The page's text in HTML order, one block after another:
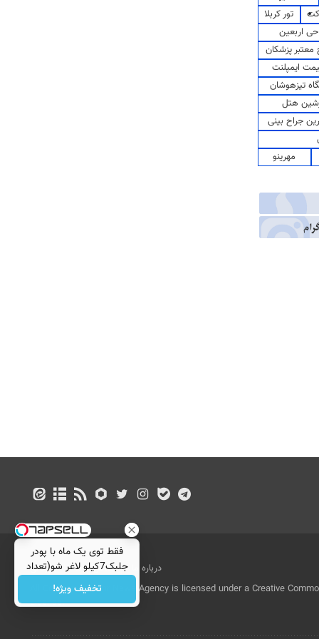
تور کربلا
اربعین
پزشکان
ایمپلنت
تیزهوشان
هتل
جراح بینی
مهرینو
درباره ما تماس با ما
بازرگانی
All Content by Mehr News Agency is licensed under a Creative
License.
فقط توی یک ماه با پودر
جلبک7کیلو لاغر شو(تعداد
محدود)
تخفیف ویژه!